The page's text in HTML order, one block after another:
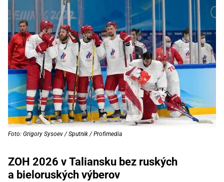
Foto: Grigory Sysoev / Sputnik / Profimedia
ZOH 2026 v Taliansku bez ruských
a bieloruských výberov